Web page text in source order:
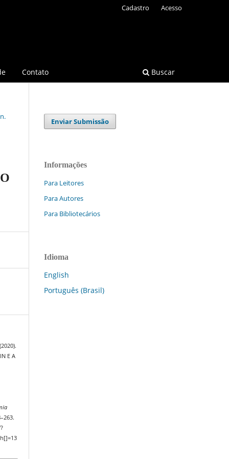
Contato Buscar
Cadastro Acesso
E A
Enviar Submissão
Informações
Para Leitores
Para Autores
Para Bibliotecários
Idioma
English
Português (Brasil)